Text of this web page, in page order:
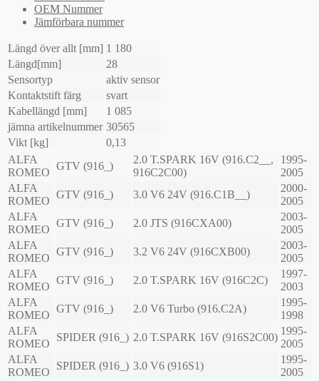
OEM Nummer
Jämförbara nummer
Längd över allt [mm] 1 180
Längd[mm]
28
Sensortyp
aktiv sensor
Kontaktstift färg
svart
Kabellängd [mm]
1 085
jämna artikelnummer 30565
Vikt [kg]
0,13
ALFA
ROMEO
GTV (916_)
2.0 T.SPARK 16V (916.C2__,
916C2C00)
1995-
2005
ALFA
ROMEO
GTV (916_) 3.0 V6 24V (916.C1B__)
2000-
2005
ALFA
ROMEO
GTV (916_) 2.0 JTS (916CXA00)
2003-
2005
ALFA
ROMEO
GTV (916_) 3.2 V6 24V (916CXB00)
2003-
2005
ALFA
ROMEO
GTV (916_) 2.0 T.SPARK 16V (916C2C)
1997-
2003
ALFA
ROMEO
GTV (916_) 2.0 V6 Turbo (916.C2A)
1995-
1998
ALFA
ROMEO
SPIDER (916_) 2.0 T.SPARK 16V (916S2C00)
1995-
2005
ALFA
ROMEO
SPIDER (916_) 3.0 V6 (916S1)
1995-
2005